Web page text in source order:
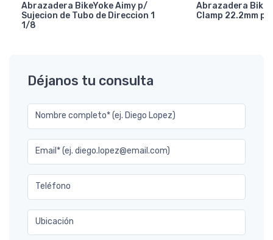
Abrazadera BikeYoke Aimy p/
Sujecion de Tubo de Direccion 1
1/8
Abrazadera
Clamp 22.2mm
Déjanos tu consulta
Nombre completo* (ej. Diego Lopez)
Email* (ej. diego.lopez@email.com)
Teléfono
Ubicación